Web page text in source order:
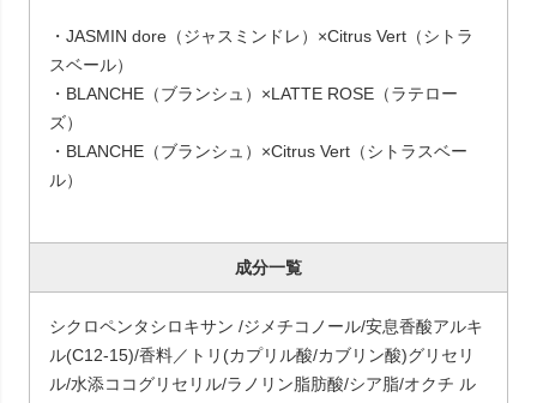
・JASMIN dore（ジャスミンドレ）×Citrus Vert（シトラ
スベール）
・BLANCHE（ブランシュ）×LATTE ROSE（ラテロー
ズ）
・BLANCHE（ブランシュ）×Citrus Vert（シトラスベー
ル）
成分一覧
シクロペンタシロキサン /ジメチコノール/安息香酸アルキ
ル(C12-15)/香料／トリ(カプリル酸/カブリン酸)グリセリ
ル/水添ココグリセリル/ラノリン脂肪酸/シア脂/オクチ ル